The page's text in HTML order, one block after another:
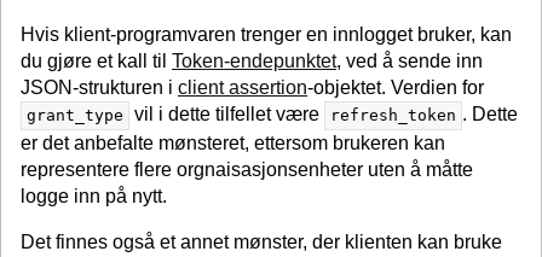
Hvis klient-programvaren trenger en innlogget bruker, kan
du gjøre et kall til Token-endepunktet, ved å sende inn
JSON-strukturen i client assertion-objektet. Verdien for
grant_type vil i dette tilfellet være refresh_token . Dette
er det anbefalte mønsteret, ettersom brukeren kan
representere flere orgnaisasjonsenheter uten å måtte
logge inn på nytt.
Det finnes også et annet mønster, der klienten kan bruke